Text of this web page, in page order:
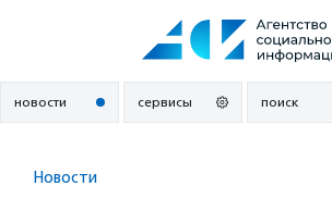
новости сервисы поиск
Новости